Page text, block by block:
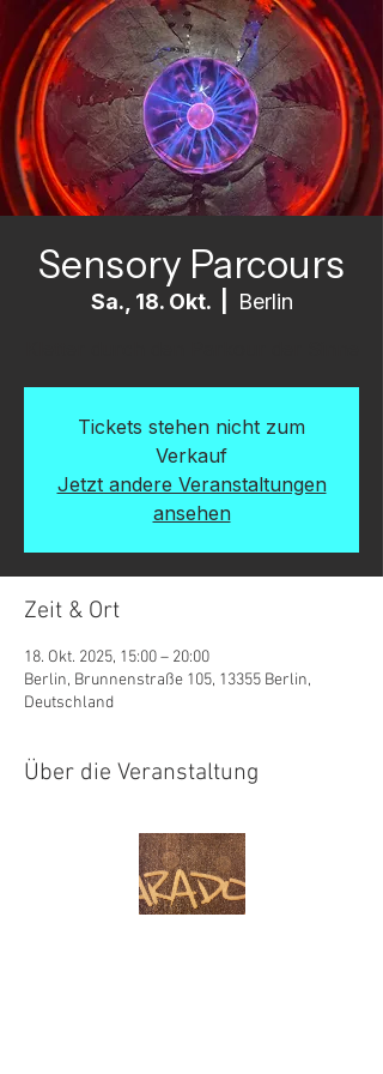
Sensory Parcours
Sa., 18. Okt.
  |
Berlin
Tickets stehen nicht zum
Verkauf
Jetzt andere Veranstaltungen
ansehen
Zeit & Ort
18. Okt. 2025, 15:00 – 20:00
Berlin, Brunnenstraße 105, 13355 Berlin,
Deutschland
Über die Veranstaltung